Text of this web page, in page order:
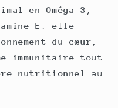
en Oméga-3,
E . elle
du cœur,
immunitaire tout
nutritionnel
au